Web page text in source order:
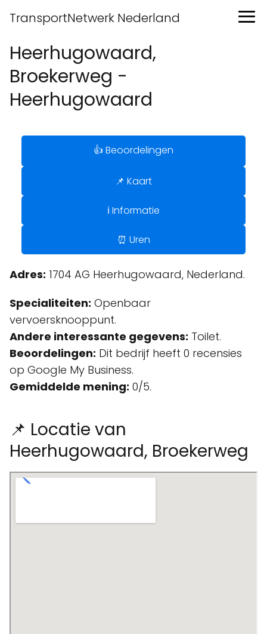
TransportNetwerk Nederland
Heerhugowaard,
Broekerweg -
Heerhugowaard
👍 Beoordelingen
📌 Kaart
ℹ️ Informatie
⏰ Uren
Adres: 1704 AG Heerhugowaard, Nederland.
Specialiteiten: Openbaar
vervoersknooppunt.
Andere interessante gegevens: Toilet.
Beoordelingen: Dit bedrijf heeft 0 recensies
op Google My Business.
Gemiddelde mening: 0/5.
📌 Locatie van
Heerhugowaard, Broekerweg